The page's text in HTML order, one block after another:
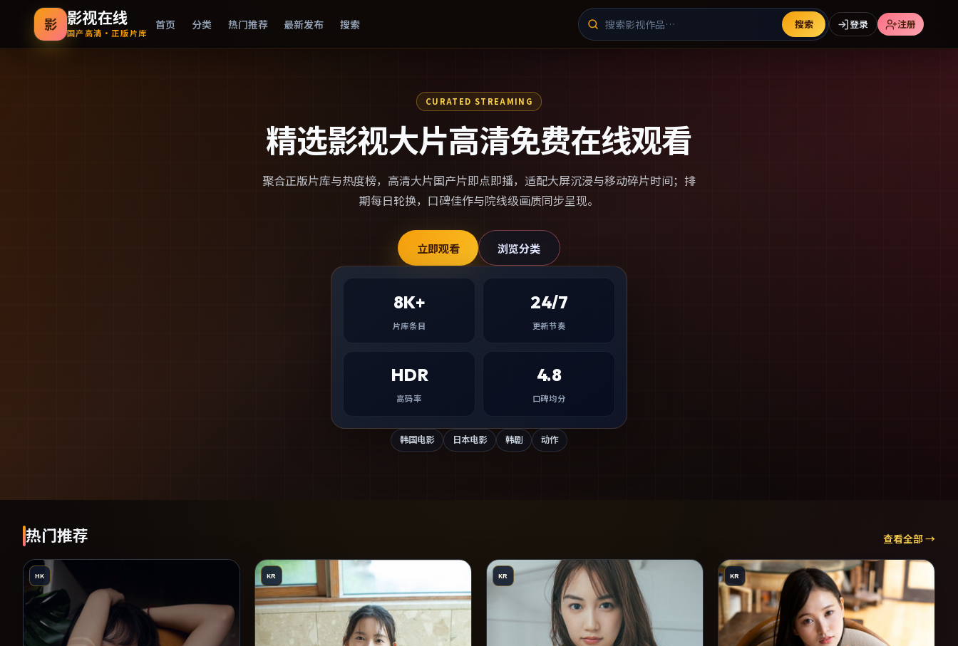
影 影视在线
国产高清·正版片库
首页 分类 热门推荐 最新发布 搜索 搜索 登录 注册
CURATED STREAMING
精选影视大片高清免费在线观看
聚合正版片库与热度榜， 高清大片国产片即点即播，适配大屏沉浸与移动碎片时间；排
期每日轮换，口碑佳作与院线级画质同步呈现。
立即观看 浏览分类
8K+
片库条目
24/7
更新节奏
HDR
高码率
4.8
口碑均分
韩国电影 日本电影 韩剧 动作
热门推荐 查看全部 →
HK KR KR KR